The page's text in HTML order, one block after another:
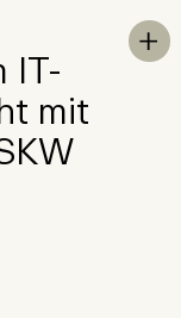

IT-
mit